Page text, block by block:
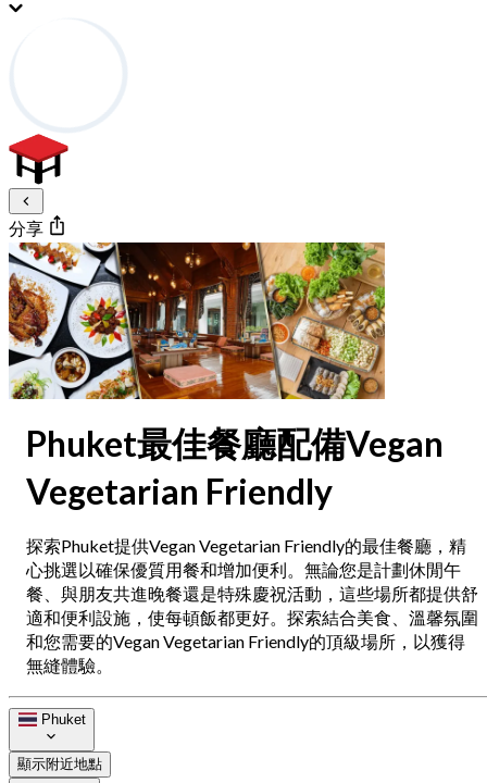
分享
Phuket最佳餐廳配備Vegan
Vegetarian Friendly
探索Phuket提供Vegan Vegetarian Friendly的最佳餐廳，精
心挑選以確保優質用餐和增加便利。無論您是計劃休閒午
餐、與朋友共進晚餐還是特殊慶祝活動，這些場所都提供舒
適和便利設施，使每頓飯都更好。探索結合美食、溫馨氛圍
和您需要的Vegan Vegetarian Friendly的頂級場所，以獲得
無縫體驗。
Phuket
顯示附近地點